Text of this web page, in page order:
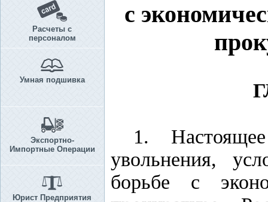
Расчеты с
персоналом
Умная подшивка
Экспортно-
Импортные Операции
Юрист Предприятия
с
1.
увольнения,
борьбе с